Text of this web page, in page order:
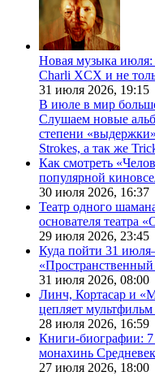
Новая музыка
Charli XCX и не
31 июля 2026, 19:15
В июле в мир
Слушаем новые
степени
Strokes, а так же
Как смотреть
популярной
30 июля 2026, 16:37
Театр одного
основателя театра
29 июля 2026, 23:45
Куда пойти 31
31 июля 2026, 08:00
Линч, Кортасар и
цепляет
28 июля 2026, 16:59
Книги-биографии: 7
монахинь
27 июля 2026, 18:00